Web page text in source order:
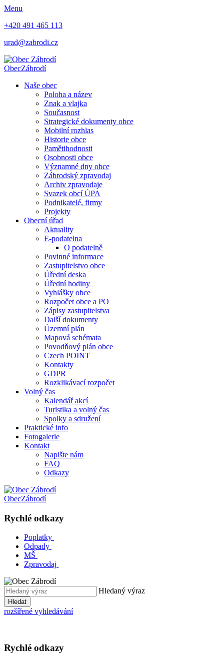
Menu
+420 491 465 113
urad@zabrodi.cz
ObecZábrodí
Naše obec
Poloha a název
Znak a vlajka
Současnost
Strategické dokumenty obce
Mobilní rozhlas
Historie obce
Pamětihodnosti
Osobnosti obce
Významné dny obce
Zábrodský zpravodaj
Archiv zpravodaje
Svazek obcí ÚPA
Podnikatelé, firmy
Projekty
Obecní úřad
Aktuality
E-podatelna
O podatelně
Povinné informace
Zastupitelstvo obce
Úřední deska
Úřední hodiny
Vyhlášky obce
Rozpočet obce a PO
Zápisy zastupitelstva
Další dokumenty
Územní plán
Mapová schémata
Povodňový plán obce
Czech POINT
Kontakty
GDPR
Rozklikávací rozpočet
Volný čas
Kalendář akcí
Turistika a volný čas
Spolky a sdružení
Praktické info
Fotogalerie
Kontakt
Napište nám
FAQ
Odkazy
ObecZábrodí
Rychlé odkazy
Poplatky
Odpady
MŠ
Zpravodaj
Hledaný výraz
Hledat
rozšířené vyhledávání
Rychlé odkazy